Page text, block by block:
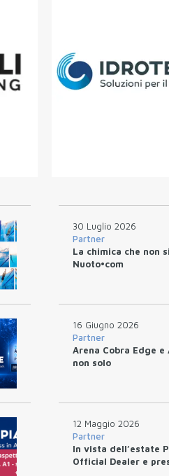
30 Luglio 2026
Partner
La chimica che non
Nuoto•com
16 Giugno 2026
Partner
Arena Cobra Edge
non solo
12 Maggio 2026
Partner
In vista dell’estate
Official Dealer e